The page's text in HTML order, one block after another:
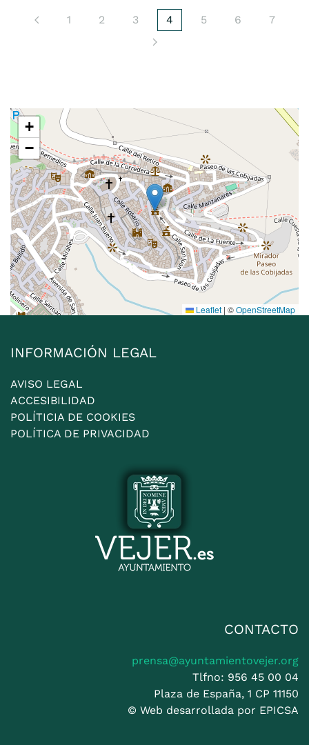
1 2 3 4 5 6 7
+
−
Leaflet | ©OpenStreetMap
INFORMACIÓN LEGAL
AVISO LEGAL
ACCESIBILIDAD
POLÍTICIA DE COOKIES
POLÍTICA DE PRIVACIDAD
CONTACTO
prensa@ayuntamientovejer.org
Tlfno: 956 45 00 04
Plaza de España, 1 CP 11150
© Web desarrollada por EPICSA